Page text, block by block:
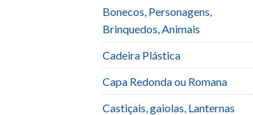
Bonecos, Personagens,
Brinquedos, Animais
Cadeira Plástica
Capa Redonda ou Romana
Castiçais, gaiolas, Lanternas